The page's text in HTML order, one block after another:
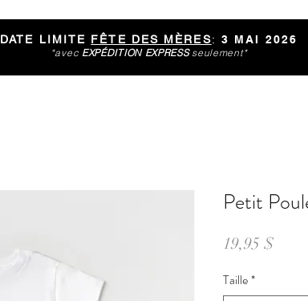
DATE LIMITE FÊTE DES MÈRES: 3 MAI 2026
*avec EXPÉDITION EXPRESSseulement*
Petit
19,95 $
Taille*